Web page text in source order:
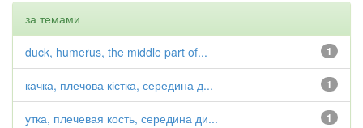
за темами
1
duck, humerus, the middle part of...
1
качка, плечова кістка, середина д...
1
утка, плечевая кость, середина ди...